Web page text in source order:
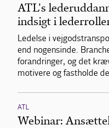
ATL's
indsigt i
Ledelse i
end nogensinde.
forandringer, og det
motivere og fastholde
ATL
Webinar: